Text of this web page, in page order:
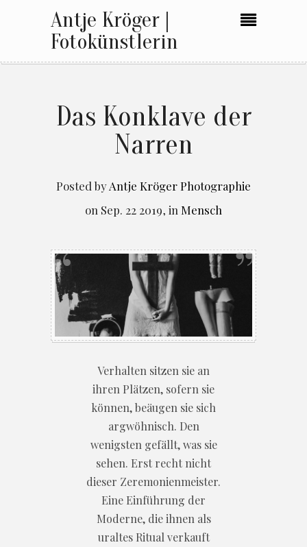
Antje Kröger |
Fotokünstlerin
Das Konklave der
Narren
Posted byAntje Kröger Photographie
on Sep. 22 2019, in Mensch
Verhalten sitzen sie an
ihren Plätzen, sofern sie
können, beäugen sie sich
argwöhnisch. Den
wenigsten gefällt, was sie
sehen. Erst recht nicht
dieser Zeremonienmeister.
Eine Einführung der
Moderne, die ihnen als
uraltes Ritual verkauft